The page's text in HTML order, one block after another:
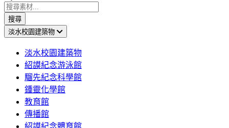
搜尋
淡水校園建築物
淡水校園建築物
紹謨紀念游泳館
騮先紀念科學館
鍾靈化學館
教育館
傳播館
紹謨紀念體育館